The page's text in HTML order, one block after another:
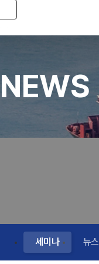
Toggle navigation
NEWS
세미나 뉴스